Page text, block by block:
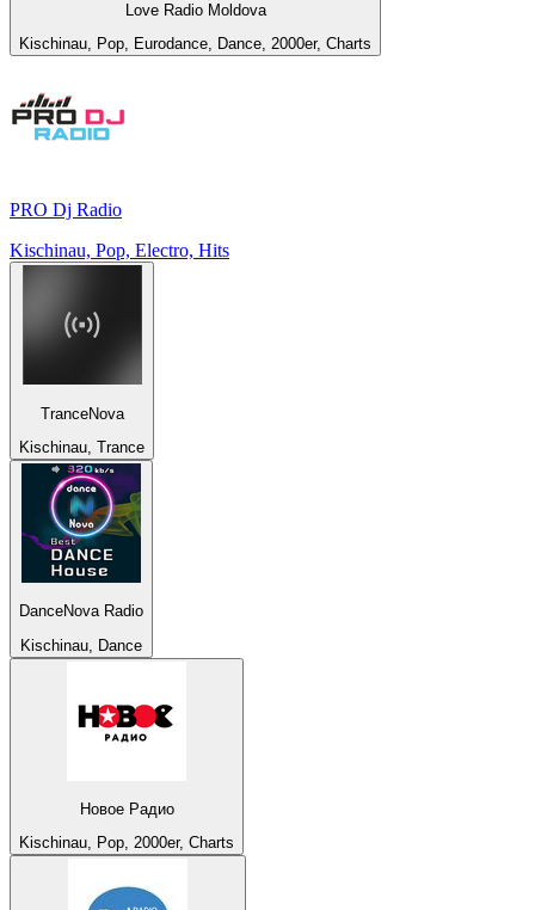
Love Radio Moldova
Kischinau, Pop, Eurodance, Dance, 2000er, Charts
PRO Dj Radio
Kischinau, Pop, Electro, Hits
TranceNova
Kischinau, Trance
DanceNova Radio
Kischinau, Dance
Новое Радио
Kischinau, Pop, 2000er, Charts